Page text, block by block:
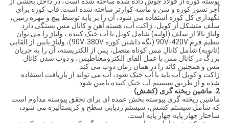
آجر نسوز کوره و شن و ماسه کوارتز ساخته شده است. قاب کوره برای
نگهداری کل کوره استفاده می شود، آن را بر پایه توسط پیچ و مهره زمین،
سلف متشکل از کویل، ژاکت آب، هسته آهن و کانال مس بستگی دارد.
ولتاژ بالا از سلف (اولیه) شامل کویل با آب خنک کننده ، ولتاژ را می توان
تنظیم فرم 90V-420V (نگه داشتن کوره 90V-380V)، ولتاژ پایین از القایی
(ثانویه) شامل کانال مس کوتاه متصل، پس از الکتریسته، آن را به جریان
بزرگ در کانال مس با عمل القای الکترومغناطیس، و ذوب شدن کانال
مس و همچنین کاتد را در همان زمان ذوب می کند.
ژاکت و کویل آب باید با آب خنک شود، آب می تواند از بازیافت استفاده
شده و از طریق سیستم آب خنک کننده تامین شود.
2. ماشین ریخته گری (کشش)
ماشین ریخته گری پیوسته بخش عمده ای برای تحقق پیوسته مداوم است
که شامل سیستم کشش، سیستم ردیابی سطح و کریستالیزه می شود،
ساختار چهار پایه چهار پایه است.